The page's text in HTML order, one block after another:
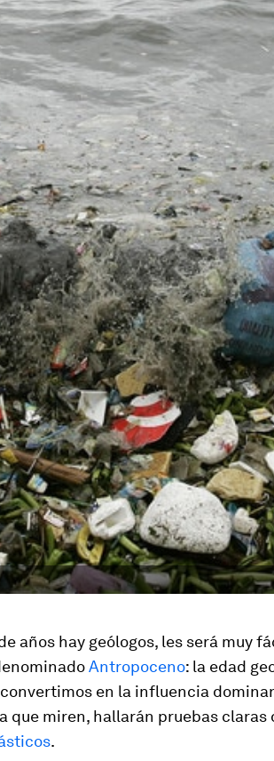
años hay geólogos, les será muy
Antropoceno: la edad
en la influencia
que miren, hallarán pruebas claras
.